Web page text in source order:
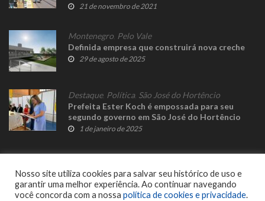
21 de novembro de 2021
Montenegro Pelo Vale
Definida empresa que construirá nova creche
29 de agosto de 2025
Destaque, Política, São José do Hortêncio
Prefeita Ester Koch é empossada para seu
segundo governo em São José do Hortêncio
1 de janeiro de 2025
Nosso site utiliza cookies para salvar seu histórico de uso e
garantir uma melhor experiência. Ao continuar navegando
você concorda com a nossa política de cookies e privacidade.